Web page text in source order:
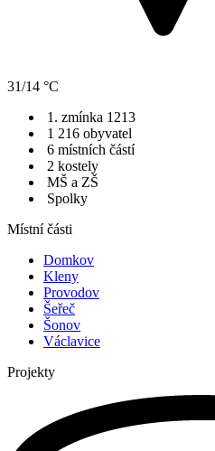
31/14 °C
1. zmínka 1213
1 216 obyvatel
6 místních částí
2 kostely
MŠ a ZŠ
Spolky
Místní části
Domkov
Kleny
Provodov
Šeřeč
Šonov
Václavice
Projekty